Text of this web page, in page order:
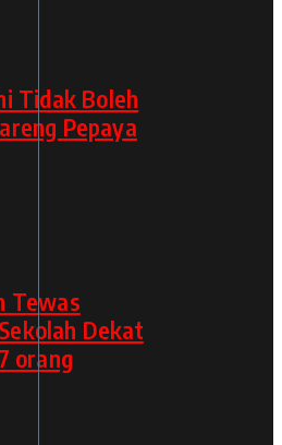
Tidak Boleh
Pepaya
Tewas
Dekat
orang